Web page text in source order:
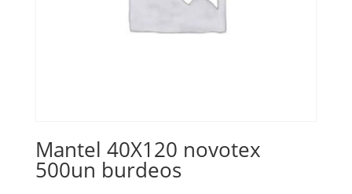
Mantel 40X120 novotex
500un burdeos